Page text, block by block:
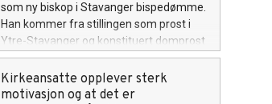
som ny biskop i Stavanger bispedømme.
Han kommer fra stillingen som prost i
Ytre-Stavanger og konstituert domprost
i Stavanger. Den nye biskopen
presenteres i Stavanger domkirke i
morgen, 22. mai kl. 11.00.
Kirkeansatte opplever sterk
motivasjon og at det er